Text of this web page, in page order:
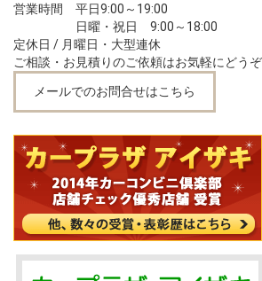
営業時間 平日9:00～19:00
日曜・祝日 9:00～18:00
定休日 / 月曜日・大型連休
ご相談・お見積りのご依頼はお気軽にどうぞ
メールでのお問合せはこちら